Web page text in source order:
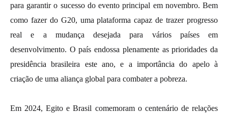
para garantir o sucesso do evento principal em novembro. Bem
como fazer do G20, uma plataforma capaz de trazer progresso
real e a mudança desejada para vários países em
desenvolvimento. O país endossa plenamente as prioridades da
presidência brasileira este ano, e a importância do apelo à
criação de uma aliança global para combater a pobreza.
Em 2024, Egito e Brasil comemoram o centenário de relações